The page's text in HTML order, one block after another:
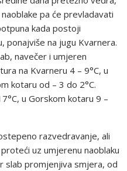
pa će prevladavati
kada postoji
ponajviše na jugu Kvarnera.
navečer i umjeren
na Kvarneru 4 – 9°C, u
kotaru od – 3 do 2°C.
u Gorskom kotaru 9 –
razvedravanje, ali
uz umjerenu naoblaku
slab promjenjiva smjera, od